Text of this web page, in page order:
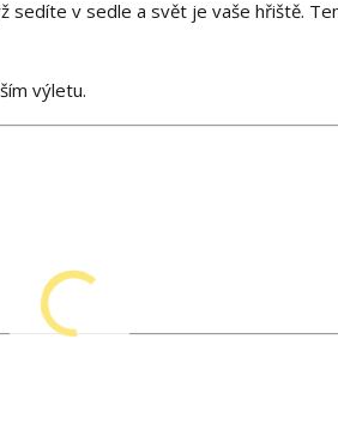
sedíte v sedle a svět je vaše hřiště.
výletu.